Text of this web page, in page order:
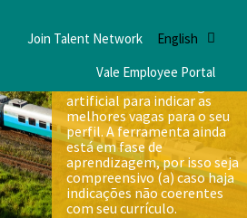
English
Join Talent Network
Vale Employee Portal
Nós utilizamos inteligência
artificial para indicar as
melhores vagas para o seu
perfil. A ferramenta ainda
está em fase de
aprendizagem, por isso seja
compreensivo (a) caso haja
indicações não coerentes
com seu currículo.